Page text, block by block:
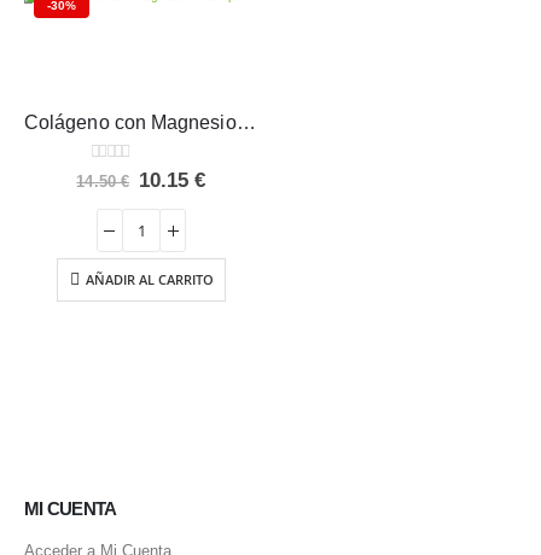
-30%
Colágeno con Magnesio AML Sport 270 comprimidos
0 out of 5
14.50€ El
era:
14.50 €.
10.15€El
10.15 €.
AÑADIR AL CARRITO
MI CUENTA
Acceder a Mi Cuenta